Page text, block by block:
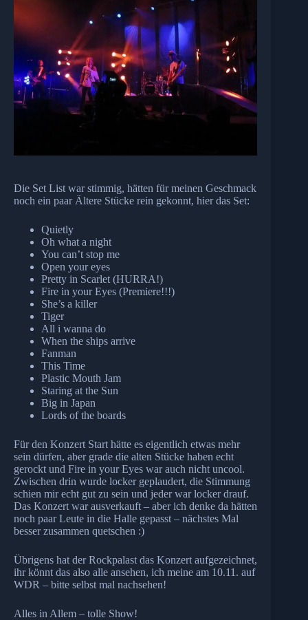
Die Set List war stimmig, hätten für meinen Geschmack
noch ein paar Ältere Stücke rein gekonnt, hier das Set:
Quietly
Oh what a night
You can’t stop me
Open your eyes
Pretty in Scarlet (HURRA!)
Fire in your Eyes (Premiere!!!)
She’s a killer
Tiger
All i wanna do
When the ships arrive
Fanman
This Time
Plastic Mouth Jam
Staring at the Sun
Big in Japan
Lords of the boards
Für den Konzert Start hätte es eigentlich etwas mehr
sein dürfen, aber grade die alten Stücke haben echt
gerockt und Fire in your Eyes war auch nicht uncool.
Zwischen drin wurde locker geplaudert, die Stimmung
schien mir echt gut zu sein und jeder war locker drauf.
Das Konzert war ausverkauft – aber ich denke da hätten
noch paar Leute in die Halle gepasst – nächstes Mal
besser zusammen quetschen :)
Übrigens hat der Rockpalast das Konzert aufgezeichnet,
ihr könnt das also alle ansehen, ich meine am 10.11. auf
WDR – bitte selbst mal nachsehen!
Alles in Allem – tolle Show!